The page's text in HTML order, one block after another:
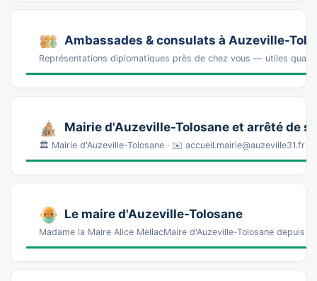
Ambassades & consulats à Auzeville-
Représentations diplomatiques près de chez vous — utiles
Mairie d'Auzeville-Tolosane et arrêté de
🏛️ Mairie d'Auzeville-Tolosane · ✉️ accueil.mairie@auzeville31.fr
Le maire d'Auzeville-Tolosane
Madame la Maire Alice MellacMaire d'Auzeville-Tolosane depuis